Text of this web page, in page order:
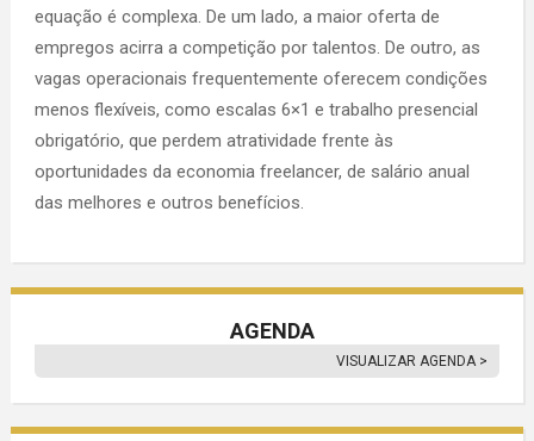
equação é complexa. De um lado, a maior oferta de
empregos acirra a competição por talentos. De outro, as
vagas operacionais frequentemente oferecem condições
menos flexíveis, como escalas 6×1 e trabalho presencial
obrigatório, que perdem atratividade frente às
oportunidades da economia freelancer, de salário anual
das melhores e outros benefícios.
AGENDA
VISUALIZAR AGENDA >